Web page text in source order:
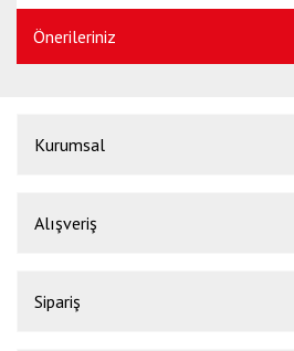
Önerileriniz
Kurumsal
Alışveriş
Sipariş